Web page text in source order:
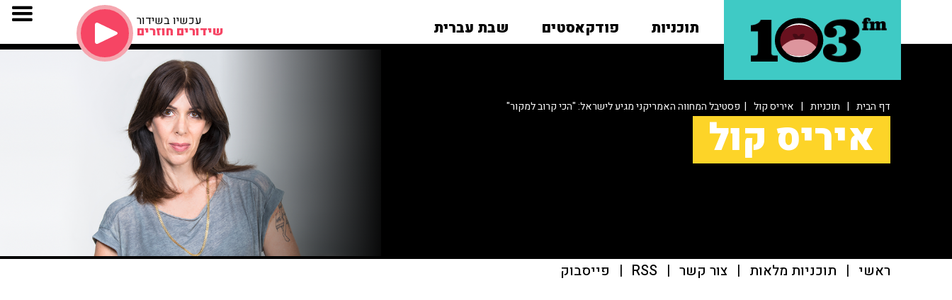
תוכניות פודקאסטים שבת עברית עכשיו בשידור
שידורים חוזרים
דף הבית | תוכניות | איריס קול | פסטיבל המחווה האמריקני מגיע לישראל: "הכי קרוב למקור"
איריס קול
ראשי | תוכניות מלאות | צור קשר |
RSS
| פייסבוק